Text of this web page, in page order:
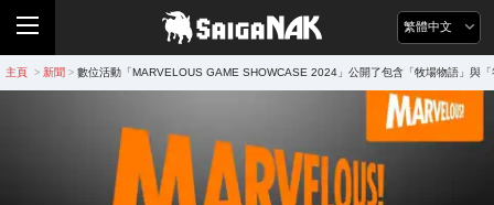
繁體中文
主頁 > 新聞 > 數位活動「MARVELOUS GAME SHOWCASE 2024」公開了包含「牧場物語」與